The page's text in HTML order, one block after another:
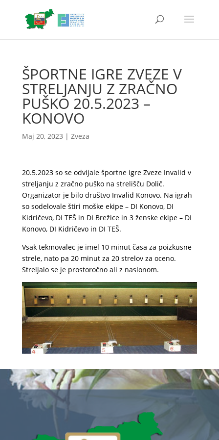
ŠPORTNE IGRE ZVEZE V
STRELJANJU Z ZRAČNO
PUŠKO 20.5.2023 –
KONOVO
Maj 20, 2023 | Zveza
20.5.2023 so se odvijale športne igre Zveze Invalid v
streljanju z zračno puško na strelišču Dolič.
Organizator je bilo društvo Invalid Konovo. Na igrah
so sodelovale štiri moške ekipe – DI Konovo, DI
Kidričevo, DI TEŠ in DI Brežice in 3 ženske ekipe – DI
Konovo, DI Kidričevo in DI TEŠ.
Vsak tekmovalec je imel 10 minut časa za poizkusne
strele, nato pa 20 minut za 20 strelov za oceno.
Streljalo se je prostoročno ali z naslonom.